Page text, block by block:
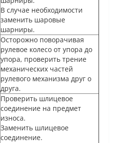
В случае необходимости
заменить шаровые
шарниры.
Осторожно поворачивая
рулевое колесо от упора до
упора, проверить трение
механических частей
рулевого механизма друг о
друга.
Проверить шлицевое
соединение на предмет
износа.
Заменить шлицевое
соединение.